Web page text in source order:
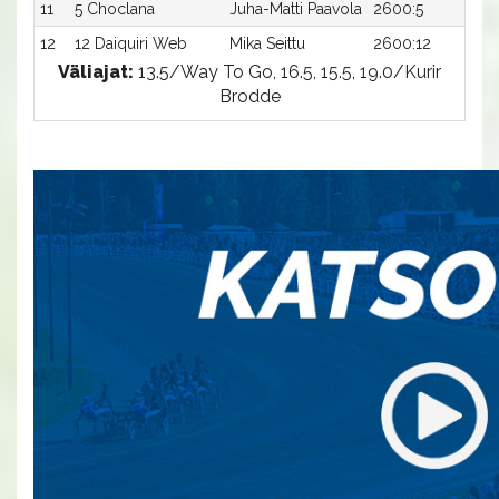
11 5 Choclana Juha-Matti Paavola 2600:5
12
12 Daiquiri Web Mika Seittu 2600:12
Väliajat: 13.5/Way To Go, 16.5, 15.5, 19.0/Kurir
Brodde